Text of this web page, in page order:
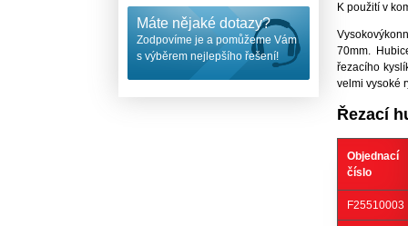
Máte nějaké dotazy?
Zodpovíme je a pomůžeme Vám
s výběrem nejlepšího řešení!
K použití v
70mm.
řezacího
velmi vysoké
Řezací
Objednací
číslo
F25510003